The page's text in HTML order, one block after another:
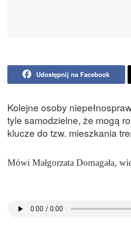
Udostępnij na Facebook
Kolejne osoby
tyle samodzielne, że mogą
klucze do tzw. mieszkania
Mówi Małgorzata Domagała,